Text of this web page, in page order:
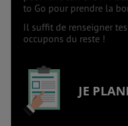
to Go pour prendre la
Il suffit de renseigner
occupons du reste !
JE